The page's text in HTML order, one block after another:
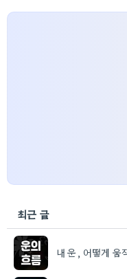
최근 글
내 운, 어떻게 움